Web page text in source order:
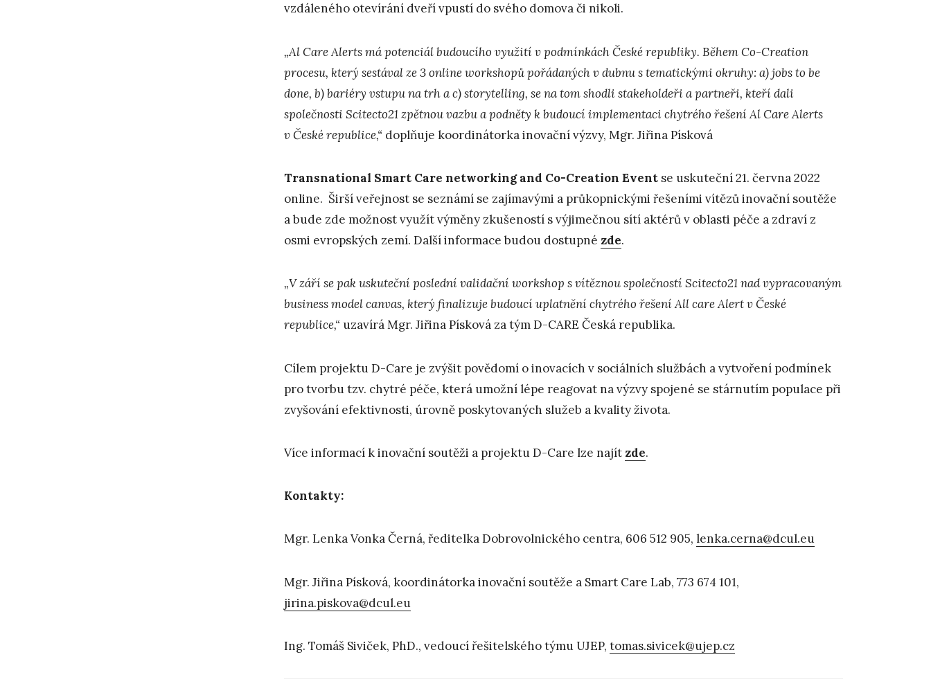
vzdáleného otevírání dveří vpustí do svého domova či nikoli.
„Al Care Alerts má potenciál budoucího využití v podmínkách České republiky. Během Co-Creation
procesu, který sestával ze 3 online workshopů pořádaných v dubnu s tematickými okruhy: a) jobs to be
done, b) bariéry vstupu na trh a c) storytelling, se na tom shodli stakeholdeři a partneři, kteří dali
společnosti Scitecto21 zpětnou vazbu a podněty k budoucí implementaci chytrého řešení Al Care Alerts
v České republice,“ doplňuje koordinátorka inovační výzvy, Mgr. Jiřina Písková
Transnational Smart Care networking and Co-Creation Event se uskuteční 21. června 2022
online. Širší veřejnost se seznámí se zajímavými a průkopnickými řešeními vítězů inovační soutěže
a bude zde možnost využít výměny zkušeností s výjimečnou sítí aktérů v oblasti péče a zdraví z
osmi evropských zemí. Další informace budou dostupné zde.
„V září se pak uskuteční poslední validační workshop s vítěznou společností Scitecto21 nad vypracovaným
business model canvas, který finalizuje budoucí uplatnění chytrého řešení All care Alert v České
republice,“ uzavírá Mgr. Jiřina Písková za tým D-CARE Česká republika.
Cílem projektu D-Care je zvýšit povědomí o inovacích v sociálních službách a vytvoření podmínek
pro tvorbu tzv. chytré péče, která umožní lépe reagovat na výzvy spojené se stárnutím populace při
zvyšování efektivnosti, úrovně poskytovaných služeb a kvality života.
Více informací k inovační soutěži a projektu D-Care lze najít zde.
Kontakty:
Mgr. Lenka Vonka Černá, ředitelka Dobrovolnického centra, 606 512 905, lenka.cerna@dcul.eu
Mgr. Jiřina Písková, koordinátorka inovační soutěže a Smart Care Lab, 773 674 101,
jirina.piskova@dcul.eu
Ing. Tomáš Siviček, PhD., vedoucí řešitelského týmu UJEP, tomas.sivicek@ujep.cz